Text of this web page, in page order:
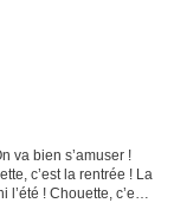
va bien s’amuser !
c’est la rentrée ! La
! Chouette, c’est